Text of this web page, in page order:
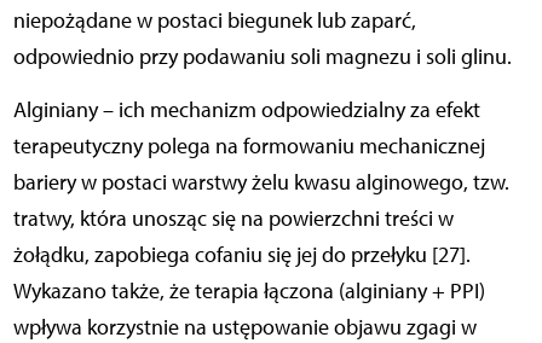
niepożądane w postaci biegunek lub zaparć,
odpowiednio przy podawaniu soli magnezu i soli glinu.
Alginiany – ich mechanizm odpowiedzialny za efekt
terapeutyczny polega na formowaniu mechanicznej
bariery w postaci warstwy żelu kwasu alginowego, tzw.
tratwy, która unosząc się na powierzchni treści w
żołądku, zapobiega cofaniu się jej do przełyku [27].
Wykazano także, że terapia łączona (alginiany + PPI)
wpływa korzystnie na ustępowanie objawu zgagi w